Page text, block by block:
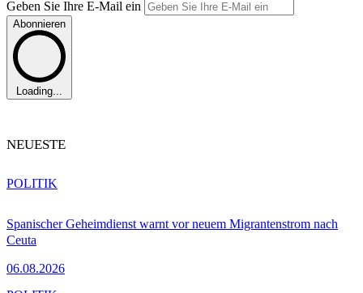
Geben Sie Ihre E-Mail ein
Abonnieren
Loading...
NEUESTE
Spanischer Geheimdienst warnt vor neuem Migrantenstrom nach
Ceuta
06.08.2026
POLITIK